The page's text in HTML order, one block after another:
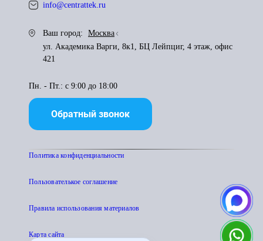
info@centrattek.ru
Ваш город:
Москва
ул. Академика Варги, 8к1, БЦ Лейпциг, 4 этаж, офис
421
Пн. - Пт.: с 9:00 до 18:00
Обратный звонок
Политика конфиденциальности
Пользователькое соглашение
Правила использования материалов
Карта сайта